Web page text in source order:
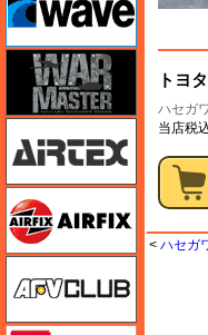
トヨ
ハセガ
当店税
< ハセガ
エアテック
エアフィッ